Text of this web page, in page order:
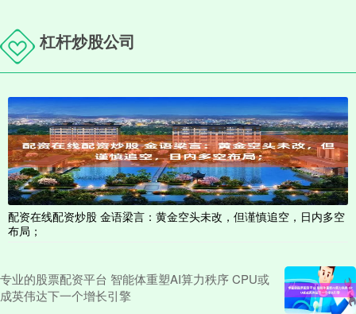
网上配资平台 中创智领(00564)控股子公司拟出资2.7亿元设立亚新科
热管理技术(仪征)有限公司 以提升汽车热管理系统冷板业务的市场竞
争力
联华证券实盘 2026-06-24
智通财经APP讯，中创智领(00564)公布，公司控股子公司亚新科工业
技术(南京)有限公司(以下简称“亚新科南京”，与其
杠杆炒股公司
配资在线配资炒股 金语梁言：黄金空头未改，但谨慎追空，日内多空
布局；
专业的股票配资平台 智能体重塑AI算力秩序 CPU或
成英伟达下一个增长引擎